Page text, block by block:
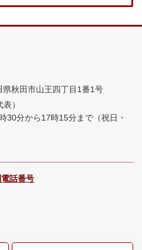
秋田市山王四丁目1番1号
）
30分から17時15分まで （祝日・
話番号